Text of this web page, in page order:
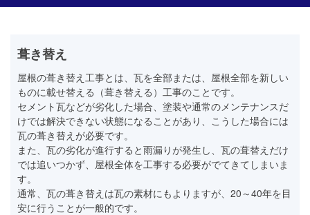
葺き替え
屋根の葺き替え工事とは、瓦を全部または、屋根全部を新しい
ものに載せ替える（葺き替える）工事のことです。
セメント瓦などが劣化した場合、塗装や通常のメンテナンスだ
けでは解決できない状態になることがあり、こうした場合には
瓦の葺き替えが必要です。
また、瓦の劣化が進行すると雨漏りが発生し、瓦の葺替えだけ
では追いつかず、屋根全体を工事する必要がでてきてしまいま
す。
通常、瓦の葺き替えは瓦の素材にもよりますが、20～40年を目
安に行うことが一般的です。